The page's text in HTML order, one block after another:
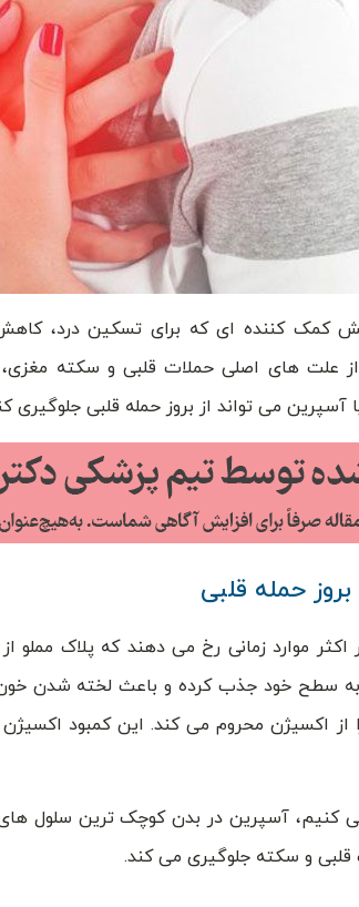
کمک کننده ای که برای تسکین درد،
علت های اصلی حملات قلبی و سکته
می تواند از بروز حمله قلبی جلوگیری
حمله قلبی
اکثر موارد زمانی رخ می دهند که پلاک مملو
سطح خود جذب کرده و باعث لخته شدن
اکسیژن محروم می کند. این کمبود
آسپرین در بدن کوچک ترین سلول های
و سکته جلوگیری می کند.